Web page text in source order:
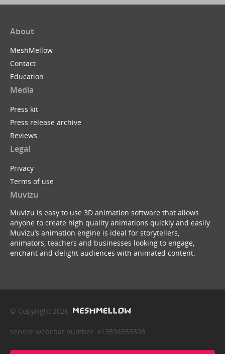
About
MeshMellow
Contact
Education
Media
Press kit
Press release archive
Reviews
Legal
Privacy
Terms of use
Muvizu
Muvizu is easy to use 3D animation software that allows
anyone to create high quality animations quickly and easily.
Muvizu’s animation engine is ideal for storytellers,
animators, teachers and businesses looking to engage,
enchant and delight audiences with animated content.
© Copyright 2026
service webchat number: x13594653503